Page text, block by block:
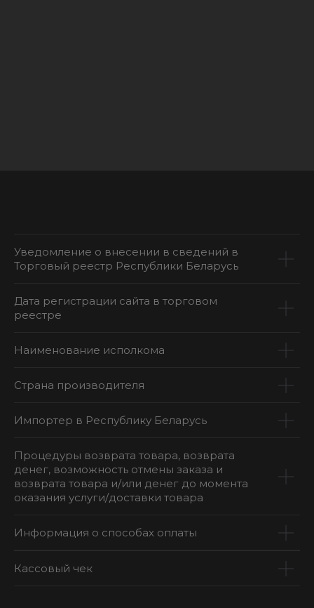
Уведомление о внесении в сведений в
Торговый реестр Республики Беларусь
Дата регистрации сайта в торговом
реестре
Наименование исполкома
Страна производителя
Импортер в Республику Беларусь
Процедуры возврата товара, возврата
денег, возможность отмены заказа и
возврата товара и/или денег до момента
оказания услуги/доставки товара
Информация о способах оплаты
Кассовый чек